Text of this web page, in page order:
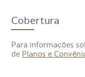
dificulta a passagem
Também é possível
entupimento
Cobertura
Para informações
de Planos e